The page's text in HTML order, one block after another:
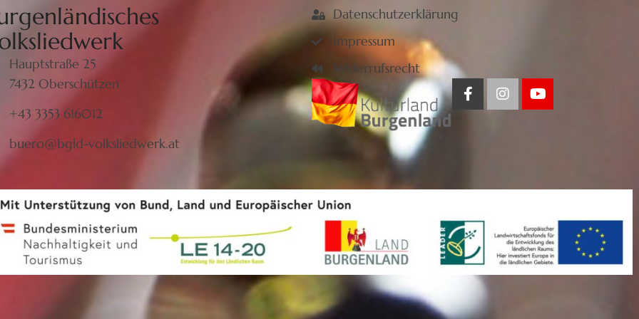
Hauptstraße 25
7432 Oberschützen
+43 3353 616012
buero@bgld-volksliedwerk.at
Datenschutzerklärung
Impressum
Widerrufsrecht